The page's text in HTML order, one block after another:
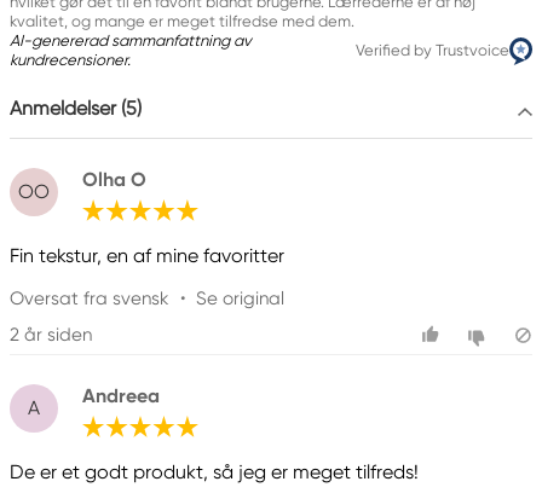
kvalitet, og mange er meget tilfredse med dem.
AI-genererad sammanfattning av
kundrecensioner.
Verified by Trustvoice
Anmeldelser (5)
OO
Olha O
Fin tekstur, en af mine favoritter
Oversat fra svensk • Se original
2 år siden
A
Andreea
De er et godt produkt, så jeg er meget tilfreds!